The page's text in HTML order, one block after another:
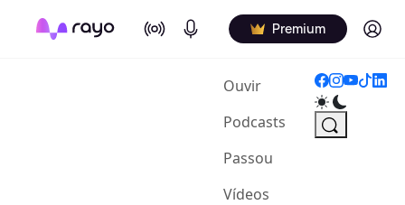
On Air Podcasts Premium Log in
Ouvir(current)
Podcasts
Passou
Vídeos